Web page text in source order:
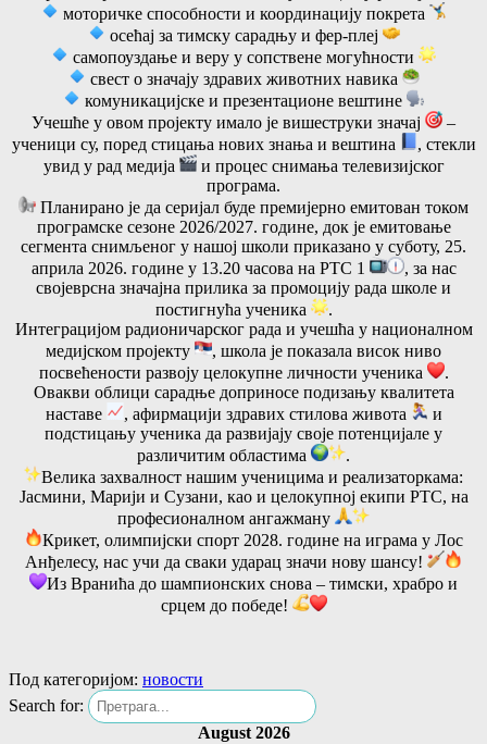
моторичке способности и координацију покрета
осећај за тимску сарадњу и фер-плеј
самопоуздање и веру у сопствене могућности
свест о значају здравих животних навика
комуникацијске и презентационе вештине
Учешће у овом пројекту имало је вишеструки значај
–
ученици су, поред стицања нових знања и вештина
, стекли
увид у рад медија
и процес снимања телевизијског
програма.
Планирано је да серијал буде премијерно емитован током
програмске сезоне 2026/2027. године, док је емитовање
сегмента снимљеног у нашој школи приказано у суботу, 25.
априла 2026. године у 13.20 часова на РТС 1
, за нас
својеврсна значајна прилика за промоцију рада школе и
постигнућа ученика
.
Интеграцијом радионичарског рада и учешћа у националном
медијском пројекту
, школа је показала висок ниво
посвећености развоју целокупне личности ученика
.
Овакви облици сарадње доприносе подизању квалитета
наставе
, афирмацији здравих стилова живота
и
подстицању ученика да развијају своје потенцијале у
различитим областима
.
Велика захвалност нашим ученицима и реализаторкама:
Јасмини, Марији и Сузани, као и целокупној екипи РТС, на
професионалном ангажману
Крикет, олимпијски спорт 2028. године на играма у Лос
Анђелесу, нас учи да сваки ударац значи нову шансу!
Из Вранића до шампионских снова – тимски, храбро и
срцем до победе!
Под категоријом: новости
Search for:
August 2026